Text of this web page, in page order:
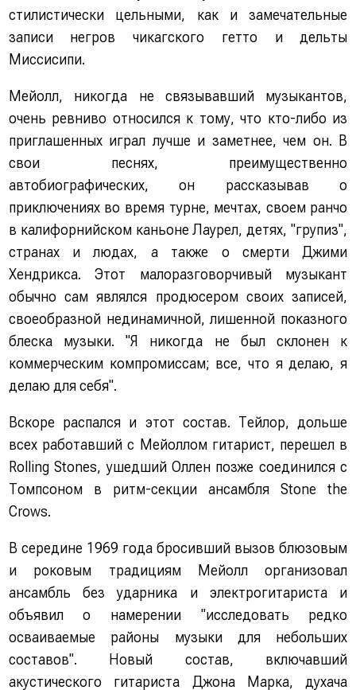
стилистически цельными, как и замечательные
записи негров чикагского гетто и дельты
Миссисипи.
Мейолл, никогда не связывавший музыкантов,
очень ревниво относился к тому, что кто-либо из
приглашенных играл лучше и заметнее, чем он. В
свои песнях, преимущественно
автобиографических, он рассказывав о
приключениях во время турне, мечтах, своем ранчо
в калифорнийском каньоне Лаурел, детях, "групиз",
странах и людах, а также о смерти Джими
Хендрикса. Этот малоразговорчивый музыкант
обычно сам являлся продюсером своих записей,
своеобразной нединамичной, лишенной показного
блеска музыки. "Я никогда не был склонен к
коммерческим компромиссам; все, что я делаю, я
делаю для себя".
Вскоре распался и этот состав. Тейлор, дольше
всех работавший с Мейоллом гитарист, перешел в
Rolling Stones, ушедший Оллен позже соединился с
Томпсоном в ритм-секции ансамбля Stone the
Crows.
В середине 1969 года бросивший вызов блюзовым
и роковым традициям Мейолл организовал
ансамбль без ударника и электрогитариста и
объявил о намерении "исследовать редко
осваиваемые районы музыки для небольших
составов". Новый состав, включавший
акустического гитариста Джона Марка, духача